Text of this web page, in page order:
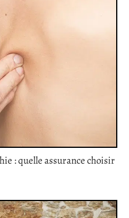
: quelle assurance choisir